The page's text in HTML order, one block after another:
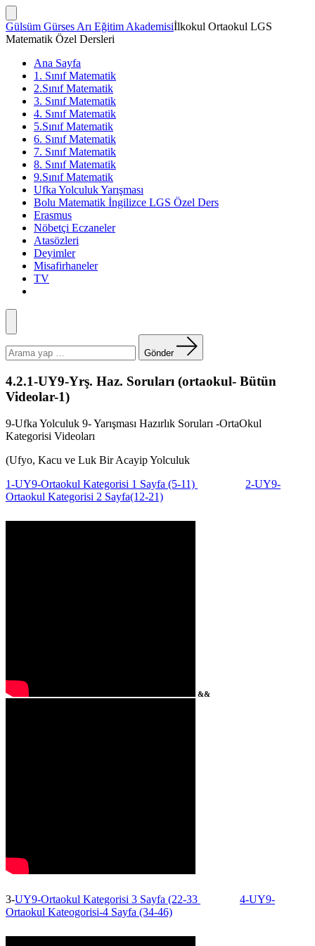
İçeriğe
atla
Arama
Çubuğunu
Göster/Gizle
Gülsüm Gürses Arı Eğitim Akademisiİlkokul Ortaokul LGS
Matematik Özel Dersleri
Ana Sayfa
1. Sınıf Matematik
2.Sınıf Matematik
3. Sınıf Matematik
4. Sınıf Matematik
5.Sınıf Matematik
6. Sınıf Matematik
7. Sınıf Matematik
8. Sınıf Matematik
9.Sınıf Matematik
Ufka Yolculuk Yarışması
Bolu Matematik İngilizce LGS Özel Ders
Erasmus
Nöbetçi Eczaneler
Atasözleri
Deyimler
Misafirhaneler
TV
Menü
yapın:
Gönder
4.2.1-UY9-Yrş. Haz. Soruları (ortaokul- Bütün
Videolar-1)
9-Ufka Yolculuk 9- Yarışması Hazırlık Soruları -OrtaOkul
Kategorisi Videoları
(Ufyo, Kacu ve Luk Bir Acayip Yolculuk
1-UY9-Ortaokul Kategorisi 1 Sayfa (5-11)
2-UY9-
Ortaokul Kategorisi 2 Sayfa(12-21)
&&
3-UY9-Ortaokul Kategorisi 3 Sayfa (22-33
4-UY9-
Ortaokul Kateogorisi-4 Sayfa (34-46)